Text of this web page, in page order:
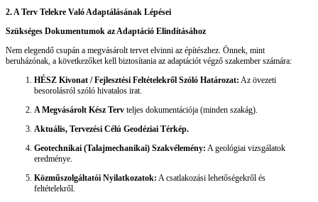
2. A Terv Telekre Való Adaptálásának Lépései
Szükséges Dokumentumok az Adaptáció Elindításához
Nem elegendő csupán a megvásárolt tervet elvinni az építészhez. Önnek, mint
beruházónak, a következőket kell biztosítania az adaptációt végző szakember számára:
HÉSZ Kivonat / Fejlesztési Feltételekről Szóló Határozat: Az övezeti
besorolásról szóló hivatalos irat.
A Megvásárolt Kész Terv teljes dokumentációja (minden szakág).
Aktuális, Tervezési Célú Geodéziai Térkép.
Geotechnikai (Talajmechanikai) Szakvélemény: A geológiai vizsgálatok
eredménye.
Közműszolgáltatói Nyilatkozatok: A csatlakozási lehetőségekről és
feltételekről.